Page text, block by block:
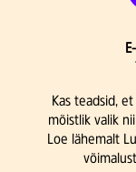
Kas teadsid, et
mõistlik valik
Loe lähemalt